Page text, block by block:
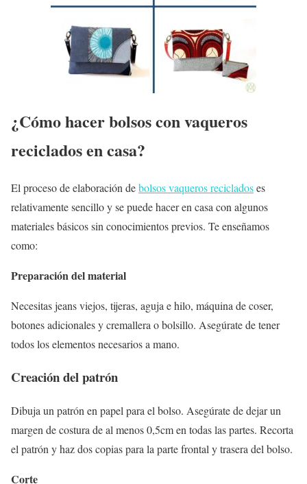
¿Cómo hacer bolsos con vaqueros
reciclados en casa?
El proceso de elaboración debolsos vaqueros recicladoses
relativamente sencillo y se puede hacer en casa con algunos
materiales básicos sin conocimientos previos. Te enseñamos
como:
Preparación del material
Necesitas jeans viejos, tijeras, aguja e hilo, máquina de coser,
botones adicionales y cremallera o bolsillo. Asegúrate de tener
todos los elementos necesarios a mano.
Creación del patrón
Dibuja un patrón en papel para el bolso. Asegúrate de dejar un
margen de costura de al menos 0,5cm en todas las partes. Recorta
el patrón y haz dos copias para la parte frontal y trasera del bolso.
Corte